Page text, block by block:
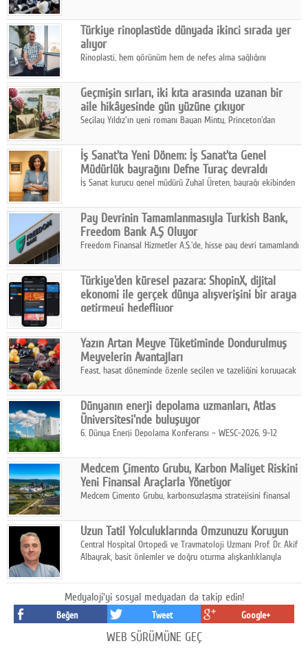
Türkiye rinoplastide dünyada ikinci sırada yer
alıyor
Rinoplasti, hem görünüm hem de nefes alma sağlığını
biri konumunda.
Geçmişin sırları, iki kıta arasında uzanan bir
aile hikâyesinde gün yüzüne çıkıyor
Seçilay Yıldız'ın yeni romanı Bayan Minty, Princeton'dan
katmanlı bir aile hikâyesi anlatıyor.
İş Sanat'ta Yeni Dönem: İş Sanat'ta Genel
Müdürlük bayrağını Defne Turaç devraldı
İş Sanat kurucu genel müdürü Zuhal Üreten, bayrağı ekibinden
Pay Devrinin Tamamlanmasıyla Turkish Bank,
Freedom Bank A.Ş Oluyor
Freedom Finansal Hizmetler A.Ş.'de, hisse pay devri tamamlandı
Turkish Bank'ın ticaret unvanının “Freedom Bank A.Ş.” olmasına
karar verildi.
Türkiye'den küresel pazara: ShopinX, dijital
ekonomi ile gerçek dünya alışverişini bir araya
getirmeyi hedefliyor
ekonomi ile gerçek dünya alışveriş deneyimi arasında köprü
kurmayı hedefleyen vizyonuyla uluslararası pazarlara açılıyor.
Yazın Artan Meyve Tüketiminde Dondurulmuş
Meyvelerin Avantajları
Feast, hasat döneminde özenle seçilen ve tazeliğini koruyacak
pratik, güvenilir ve lezzetli bir alternatif sunuyor.
Dünyanın enerji depolama uzmanları, Atlas
Üniversitesi'nde buluşuyor
6. Dünya Enerji Depolama Konferansı – WESC-2026, 9-12
sahipliğinde gerçekleştirilecek.
Medcem Çimento Grubu, Karbon Maliyet Riskini
Yeni Finansal Araçlarla Yönetiyor
Medcem Çimento Grubu, karbonsuzlaşma stratejisini finansal
Uzun Tatil Yolculuklarında Omzunuzu Koruyun
Central Hospital Ortopedi ve Travmatoloji Uzmanı Prof. Dr. Akif
Albayrak, basit önlemler ve doğru oturma alışkanlıklarıyla
Medyaloji'yi sosyal medyadan da takip edin!
Beğen Tweet Google+
WEB SÜRÜMÜNE GEÇ